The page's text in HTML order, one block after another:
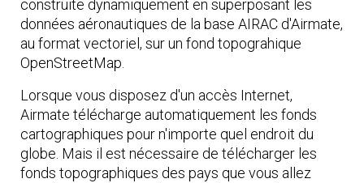
construite dynamiquement en superposant les
données aéronautiques de la base AIRAC d'Airmate,
au format vectoriel, sur un fond topograhique
OpenStreetMap.
Lorsque vous disposez d'un accès Internet,
Airmate télécharge automatiquement les fonds
cartographiques pour n'importe quel endroit du
globe. Mais il est nécessaire de télécharger les
fonds topographiques des pays que vous allez